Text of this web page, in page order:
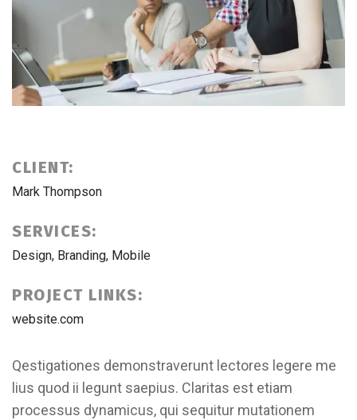
CLIENT:
Mark Thompson
SERVICES:
Design, Branding, Mobile
PROJECT LINKS:
website.com
Qestigationes demonstraverunt lectores legere me
lius quod ii legunt saepius. Claritas est etiam
processus dynamicus, qui sequitur mutationem